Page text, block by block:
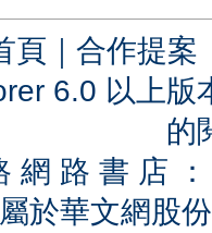
頁 ｜ 合作提案
6.0 以上
的
網 路 書 店
於華文網股